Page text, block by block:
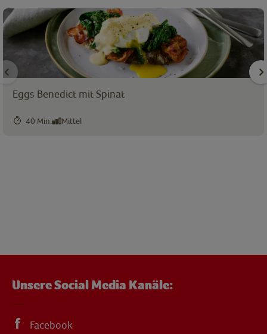
Eggs Benedict mit Spinat
40 Min. Mittel
Unsere Social Media Kanäle:
Facebook